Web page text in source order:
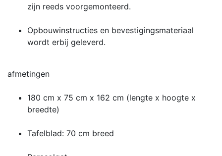
zijn reeds voorgemonteerd.
Opbouwinstructies en bevestigingsmateriaal
wordt erbij geleverd.
afmetingen
180 cm x 75 cm x 162 cm (lengte x hoogte x
breedte)
Tafelblad: 70 cm breed